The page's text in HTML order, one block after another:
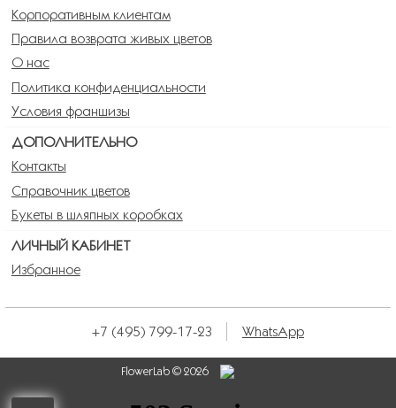
Корпоративным клиентам
Правила возврата живых цветов
О нас
Политика конфиденциальности
Условия франшизы
ДОПОЛНИТЕЛЬНО
Контакты
Справочник цветов
Букеты в шляпных коробках
ЛИЧНЫЙ КАБИНЕТ
Избранное
+7 (495) 799-17-23 WhatsApp
FlowerLab © 2026